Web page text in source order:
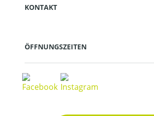
KONTAKT
ÖFFNUNGSZEITEN